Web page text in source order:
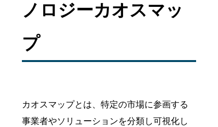
デジタルマーケティング
ツールの効果的な活用法
ノロジーカオスマッ
プ
カオスマップとは、特定の市場に参画する
事業者やソリューションを分類し可視化し